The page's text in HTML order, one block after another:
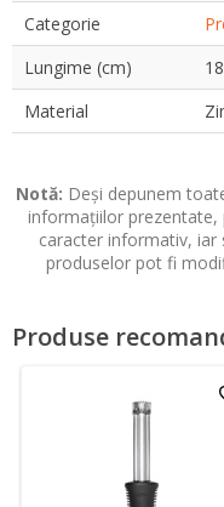
Categorie
Lungime (cm)
18
Material
Notă: Deși depunem
informațiilor prezentate,
caracter informativ, iar
produselor pot fi
Produse